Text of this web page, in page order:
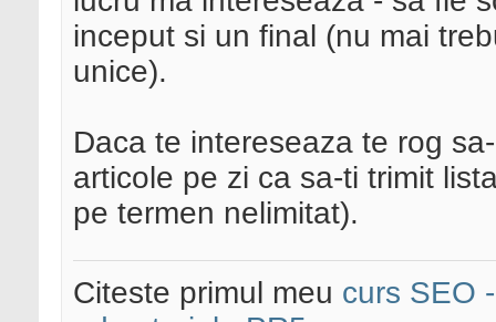
inceput si un final (nu mai
unice).
Daca te intereseaza te rog
articole pe zi ca sa-ti trimit
pe termen nelimitat).
Citeste primul meu curs SEO